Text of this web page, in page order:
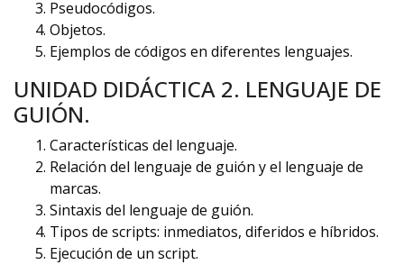
Pseudocódigos.
Objetos.
Ejemplos de códigos en diferentes lenguajes.
UNIDAD DIDÁCTICA 2. LENGUAJE DE
GUIÓN.
Características del lenguaje.
Relación del lenguaje de guión y el lenguaje de
marcas.
Sintaxis del lenguaje de guión.
Tipos de scripts: inmediatos, diferidos e híbridos.
Ejecución de un script.